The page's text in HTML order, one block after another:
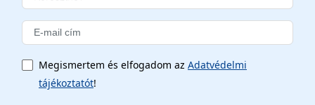
Megismertem és elfogadom az Adatvédelmi
tájékoztatót!